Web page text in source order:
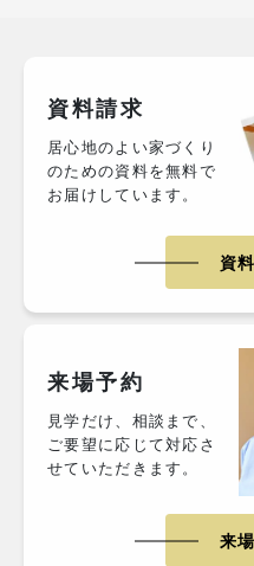
資料請求
居心地のよい家づくり
のための資料を無料で
お届けしています。
資
来場予約
見学だけ、相談まで、
ご要望に応じて対応さ
せていただきます。
来